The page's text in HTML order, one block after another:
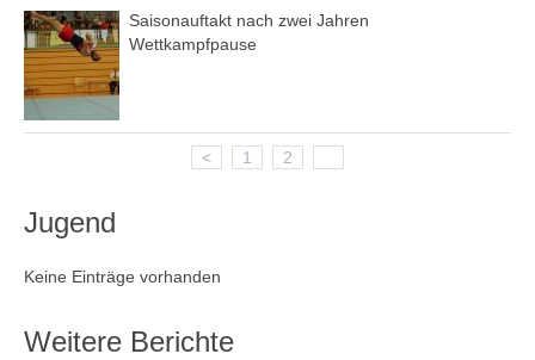
Saisonauftakt nach zwei Jahren
Wettkampfpause
< 1 2
Jugend
Keine Einträge vorhanden
Weitere Berichte